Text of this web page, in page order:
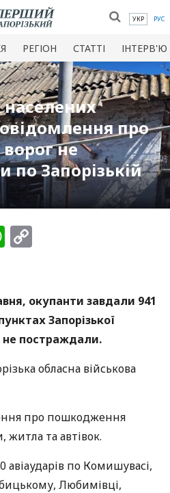
УКР РУС
РЕГІОН СТАТТІ ІНТЕРВ'Ю
населених
про
не
по Запорізькій
WhatsApp
окупанти завдали 941
Запорізької
не постраждали.
обласна військова
про пошкодження
житла та автівок.
авіаударів по Комишувасі,
Любимівці,